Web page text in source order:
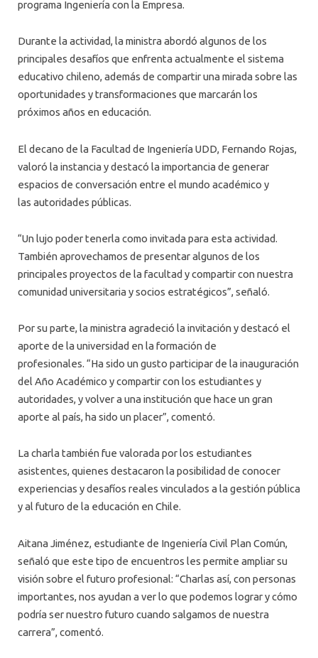
programa Ingeniería con la Empresa.
Durante la actividad, la ministra abordó algunos de los
principales desafíos que enfrenta actualmente el sistema
educativo chileno, además de compartir una mirada sobre las
oportunidades y transformaciones que marcarán los
próximos años en educación.
El decano de la Facultad de Ingeniería UDD, Fernando Rojas,
valoró la instancia y destacó la importancia de generar
espacios de conversación entre el mundo académico y
las autoridades públicas.
“Un lujo poder tenerla como invitada para esta actividad.
También aprovechamos de presentar algunos de los
principales proyectos de la facultad y compartir con nuestra
comunidad universitaria y socios estratégicos”, señaló.
Por su parte, la ministra agradeció la invitación y destacó el
aporte de la universidad en la formación de
profesionales. “Ha sido un gusto participar de la inauguración
del Año Académico y compartir con los estudiantes y
autoridades, y volver a una institución que hace un gran
aporte al país, ha sido un placer”, comentó.
La charla también fue valorada por los estudiantes
asistentes, quienes destacaron la posibilidad de conocer
experiencias y desafíos reales vinculados a la gestión pública
y al futuro de la educación en Chile.
Aitana Jiménez, estudiante de Ingeniería Civil Plan Común,
señaló que este tipo de encuentros les permite ampliar su
visión sobre el futuro profesional: “Charlas así, con personas
importantes, nos ayudan a ver lo que podemos lograr y cómo
podría ser nuestro futuro cuando salgamos de nuestra
carrera”, comentó.